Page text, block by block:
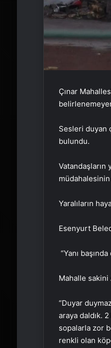
Çınar
Sesleri duyan
bulundu.
Vatandaşların
müdahalesinin
Yaralıların
Esenyurt
“Yanı
Mahalle sakini
“Duyar
araya daldık.
sopalarla zor
renkli olan